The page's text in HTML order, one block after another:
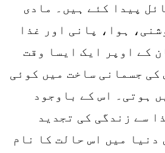
پیدا کئے ہیں۔ مادی
ہوا، پانی اور غذا
کے اوپر ایک ایسا وقت
کی جسمانی ساخت میں کوئی
ہوتی۔ اس کے باوجود
سے زندگی کی تجدید
دنیا میں اس حالت کا نام